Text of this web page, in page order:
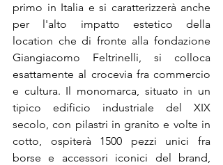
primo in Italia e si caratterizzerà anche
per l'alto impatto estetico della
location che di fronte alla fondazione
Giangiacomo Feltrinelli, si colloca
esattamente al crocevia fra commercio
e cultura. Il monomarca, situato in un
tipico edificio industriale del XIX
secolo, con pilastri in granito e volte in
cotto, ospiterà 1500 pezzi unici fra
borse e accessori iconici del brand,